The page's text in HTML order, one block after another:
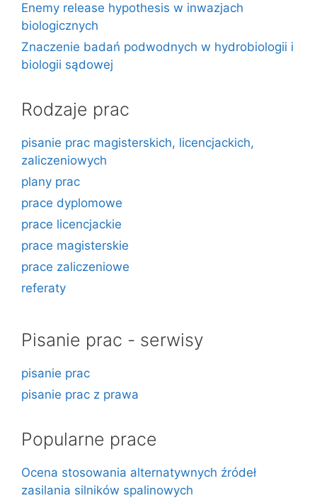
Enemy release hypothesis w inwazjach
biologicznych
Znaczenie badań podwodnych w hydrobiologii i
biologii sądowej
Rodzaje prac
pisanie prac magisterskich, licencjackich,
zaliczeniowych
plany prac
prace dyplomowe
prace licencjackie
prace magisterskie
prace zaliczeniowe
referaty
Pisanie prac - serwisy
pisanie prac
pisanie prac z prawa
Popularne prace
Ocena stosowania alternatywnych źródeł
zasilania silników spalinowych